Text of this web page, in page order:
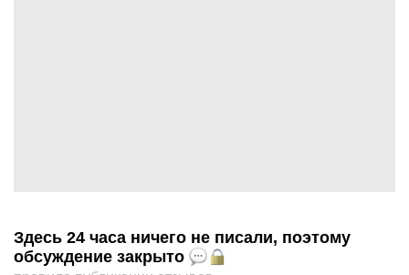
Здесь 24 часа ничего не писали, поэтому
обсуждение закрыто